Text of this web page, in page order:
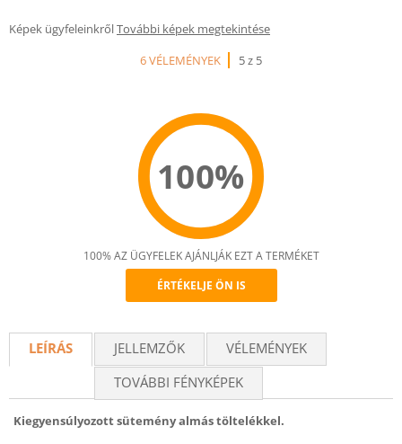
Képek ügyfeleinkrőlTovábbi képek megtekintése
6 VÉLEMÉNYEK
5 z 5
100%
Recommend
100% AZ ÜGYFELEK AJÁNLJÁK EZT A TERMÉKET
ÉRTÉKELJE ÖN IS
LEÍRÁS JELLEMZŐK
VÉLEMÉNYEK
TOVÁBBI FÉNYKÉPEK
Kiegyensúlyozott sütemény almás töltelékkel.